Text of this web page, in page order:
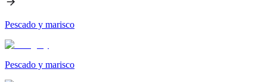
Pescado y marisco
Pescado y marisco